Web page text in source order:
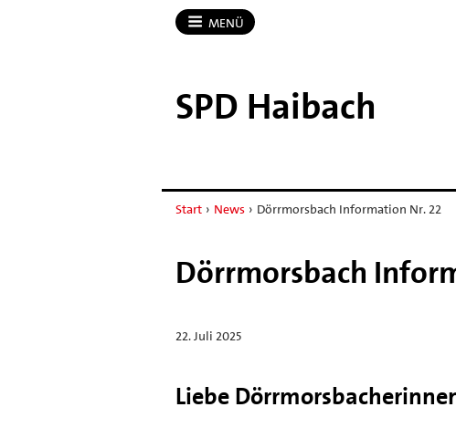
MENÜ
SPD Haibach
Start › News › Dörrmorsbach Information Nr. 22
Dörrmorsbach
22. Juli 2025
Liebe